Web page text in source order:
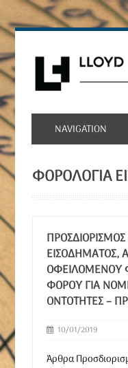
ΦΟΡΟΛΟΓΊΑ
ΕΙΣΟΔΉΜΑΤΟΣ,
ΟΦΕΙΛΌΜΕΝΟΥ
ΦΌΡΟΥ ΓΙΑ
ΟΝΤΌΤΗΤΕΣ –
10/01/2019
Άρθρα